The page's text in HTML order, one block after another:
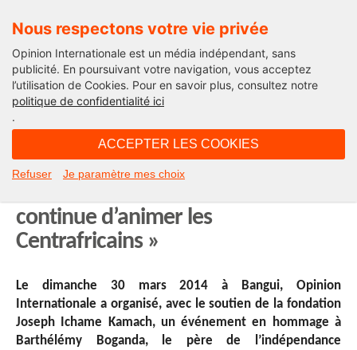
Nous respectons votre vie privée
Opinion Internationale est un média indépendant, sans
publicité. En poursuivant votre navigation, vous acceptez
l’utilisation de Cookies. Pour en savoir plus, consultez notre
politique de confidentialité ici
.
ACCEPTER LES COOKIES
Refuser Je paramètre mes choix
« Parlons-nous »
Pr. Bernard Simiti : « Le sentiment
continue d’animer les
Centrafricains »
Le dimanche 30 mars 2014 à Bangui, Opinion
Internationale a organisé, avec le soutien de la fondation
Joseph Ichame Kamach, un événement en hommage à
Barthélémy Boganda, le père de l’indépendance